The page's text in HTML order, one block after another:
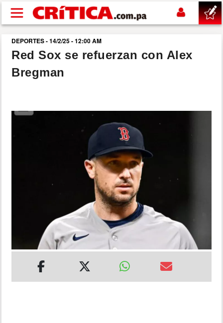
Pasar al contenido principal
buscar
SUCESOS
INSÓLITAS
MULTIMEDIA
DEPORTES - 14/2/25 - 12:00 AM
Red Sox se refuerzan con Alex
Bregman